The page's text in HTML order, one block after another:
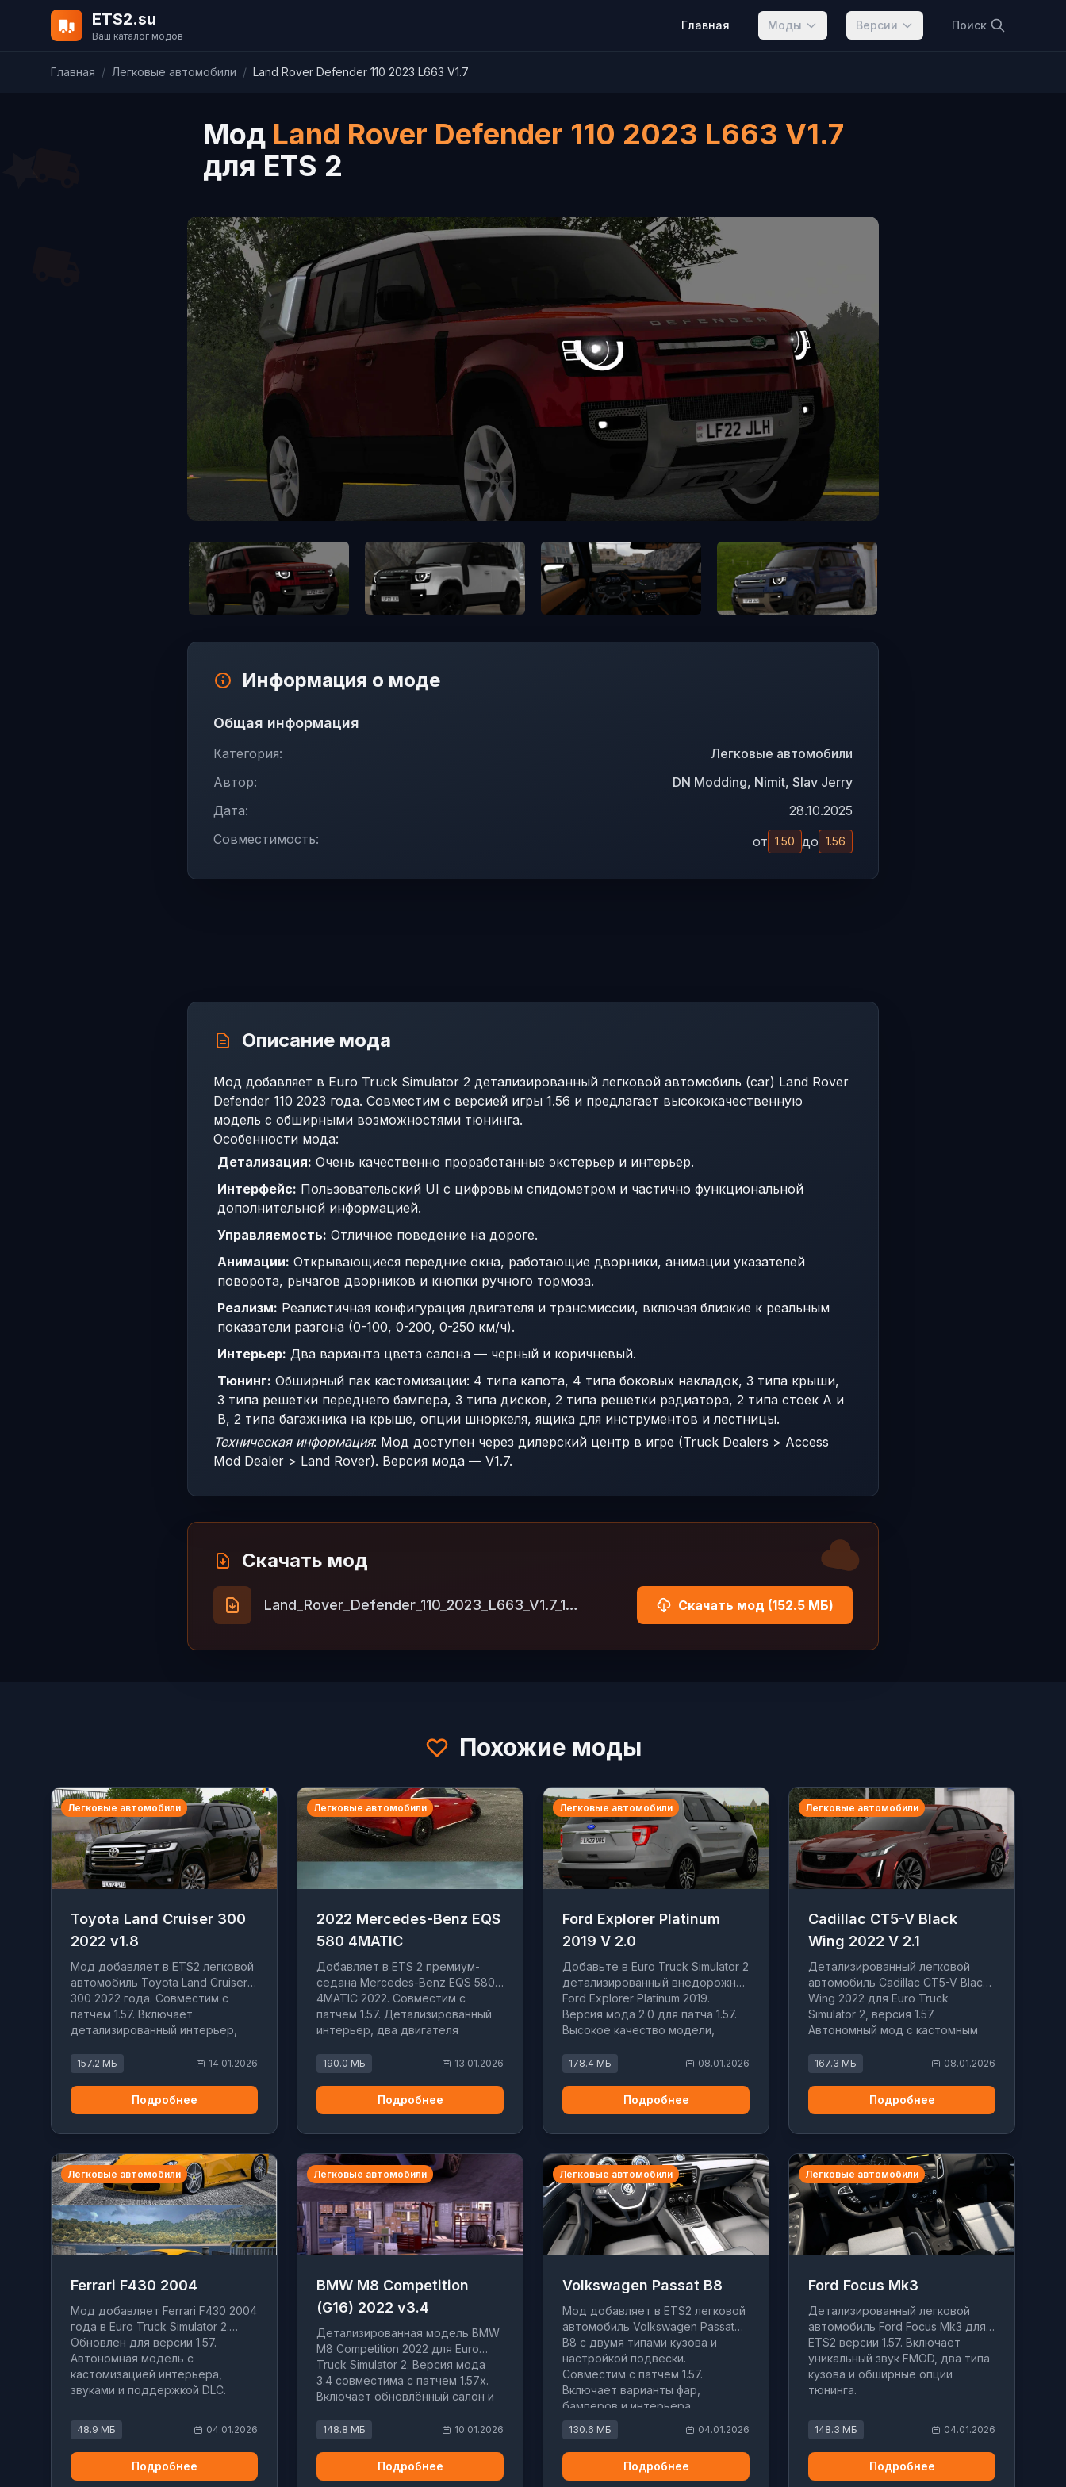
ETS2.su
Ваш каталог модов
Главная Моды Версии Поиск
Главная / Легковые автомобили / Land Rover Defender 110 2023 L663 V1.7
Мод Land Rover Defender 110 2023 L663 V1.7
для ETS 2
Информация о моде
Общая информация
Категория:
Легковые автомобили
Автор:
DN Modding, Nimit, Slav Jerry
Дата:
28.10.2025
Совместимость:
от 1.50 до 1.56
Описание мода
Мод добавляет в Euro Truck Simulator 2 детализированный легковой автомобиль (car) Land Rover
Defender 110 2023 года. Совместим с версией игры 1.56 и предлагает высококачественную
модель с обширными возможностями тюнинга.
Особенности мода:
Детализация: Очень качественно проработанные экстерьер и интерьер.
Интерфейс: Пользовательский UI с цифровым спидометром и частично функциональной
дополнительной информацией.
Управляемость: Отличное поведение на дороге.
Анимации: Открывающиеся передние окна, работающие дворники, анимации указателей
поворота, рычагов дворников и кнопки ручного тормоза.
Реализм: Реалистичная конфигурация двигателя и трансмиссии, включая близкие к реальным
показатели разгона (0-100, 0-200, 0-250 км/ч).
Интерьер: Два варианта цвета салона — черный и коричневый.
Тюнинг: Обширный пак кастомизации: 4 типа капота, 4 типа боковых накладок, 3 типа крыши,
3 типа решетки переднего бампера, 3 типа дисков, 2 типа решетки радиатора, 2 типа стоек A и
B, 2 типа багажника на крыше, опции шноркеля, ящика для инструментов и лестницы.
Техническая информация: Мод доступен через дилерский центр в игре (Truck Dealers > Access
Mod Dealer > Land Rover). Версия мода — V1.7.
Скачать мод
Land_Rover_Defender_110_2023_L663_V1.7_1.56.zip Скачать мод (152.5 МБ)
Похожие моды
Легковые автомобили
Toyota Land Cruiser 300
2022 v1.8
Мод добавляет в ETS2 легковой
автомобиль Toyota Land Cruiser
300 2022 года. Совместим с
патчем 1.57. Включает
детализированный интерьер,
варианта цвета салона.
157.2 МБ 14.01.2026
Подробнее
Легковые автомобили
2022 Mercedes-Benz EQS
580 4MATIC
Добавляет в ETS 2 премиум-
седана Mercedes-Benz EQS 580
4MATIC 2022. Совместим с
патчем 1.57. Детализированный
интерьер, два двигателя
(электрический и V8) и
открывающиеся окна.
190.0 МБ 13.01.2026
Подробнее
Легковые автомобили
Ford Explorer Platinum
2019 V 2.0
Добавьте в Euro Truck Simulator 2
детализированный внедорожник
Ford Explorer Platinum 2019.
Версия мода 2.0 для патча 1.57.
Высокое качество модели,
функциональный цифровой
интерфейс.
178.4 МБ 08.01.2026
Подробнее
Легковые автомобили
Cadillac CT5-V Black
Wing 2022 V 2.1
Детализированный легковой
автомобиль Cadillac CT5-V Black
Wing 2022 для Euro Truck
Simulator 2, версия 1.57.
Автономный мод с кастомным
характеристиками.
167.3 МБ 08.01.2026
Подробнее
Легковые автомобили
Ferrari F430 2004
Мод добавляет Ferrari F430 2004
года в Euro Truck Simulator 2.
Обновлен для версии 1.57.
Автономная модель с
кастомизацией интерьера,
звуками и поддержкой DLC.
48.9 МБ 04.01.2026
Подробнее
Легковые автомобили
BMW M8 Competition
(G16) 2022 v3.4
Детализированная модель BMW
M8 Competition 2022 для Euro
Truck Simulator 2. Версия мода
3.4 совместима с патчем 1.57x.
Включает обновлённый салон и
148.8 МБ 10.01.2026
Подробнее
Легковые автомобили
Volkswagen Passat B8
Мод добавляет в ETS2 легковой
автомобиль Volkswagen Passat
B8 с двумя типами кузова и
настройкой подвески.
Совместим с патчем 1.57.
Включает варианты фар,
бамперов и интерьера.
130.6 МБ 04.01.2026
Подробнее
Легковые автомобили
Ford Focus Mk3
Детализированный легковой
автомобиль Ford Focus Mk3 для
ETS2 версии 1.57. Включает
уникальный звук FMOD, два типа
кузова и обширные опции
тюнинга.
148.3 МБ 04.01.2026
Подробнее